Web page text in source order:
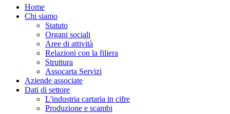
Home
Chi siamo
Statuto
Organi sociali
Aree di attività
Relazioni con la filiera
Struttura
Assocarta Servizi
Aziende associate
Dati di settore
L'industria cartaria in cifre
Produzione e scambi